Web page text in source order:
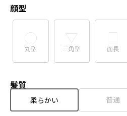
顔型
丸型 三角型 面長
髪質
柔らかい 普通